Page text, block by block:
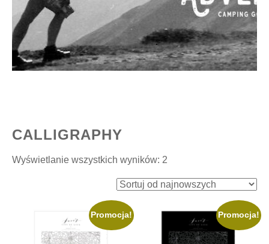
CALLIGRAPHY
Wyświetlanie wszystkich wyników: 2
według
najnowszych
Promocja! Promocja!